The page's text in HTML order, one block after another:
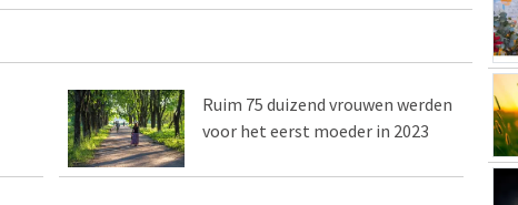
Ruim 75 duizend vrouwen werden
voor het eerst moeder in 2023